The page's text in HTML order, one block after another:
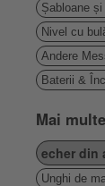
Șabloane
Nivel cu
Andere
Baterii &
Mai
echer din
Unghi de